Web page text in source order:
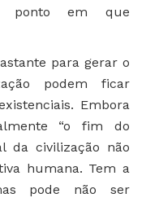
ponto em que
para gerar o
podem ficar
Embora
“o fim do
da civilização não
humana. Tem a
pode não ser